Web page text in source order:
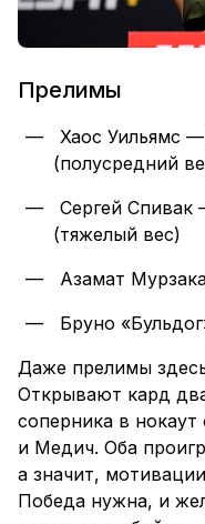
Прелимы
Хаос Уильямс
(полусредний
Сергей Спивак
(тяжелый вес)
Азамат
Бруно
Даже прелимы
Открывают кард
соперника в
и Медич. Оба
а значит,
Победа нужна, и